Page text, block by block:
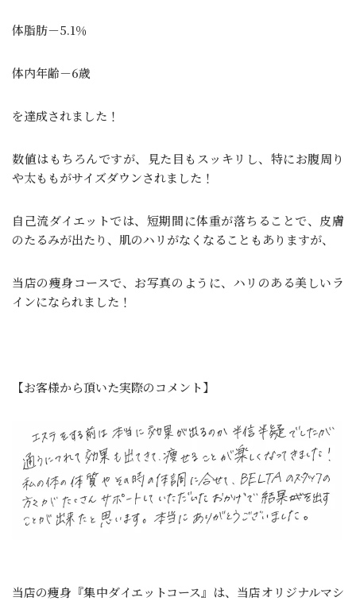
体脂肪－5.1％
体内年齢－6歳
を達成されました！
数値はもちろんですが、見た目もスッキリし、特にお腹周り
や太ももがサイズダウンされました！
自己流ダイエットでは、短期間に体重が落ちることで、皮膚
のたるみが出たり、肌のハリがなくなることもありますが、
当店の痩身コースで、お写真のように、ハリのある美しいラ
インになられました！
【お客様から頂いた実際のコメント】
当店の痩身『集中ダイエットコース』は、当店オリジナルマシ